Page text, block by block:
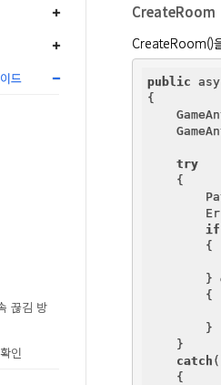
드
끊김 방
인
CreateRoom
CreateRoom()
public
{
try
    {
if
        {
        }
        {
        }
    }
catch
    {